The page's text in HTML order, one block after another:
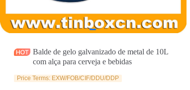
Balde de gelo galvanizado de metal de 10L
com alça para cerveja e bebidas
Price Terms: EXW/FOB/CIF/DDU/DDP
Notícias